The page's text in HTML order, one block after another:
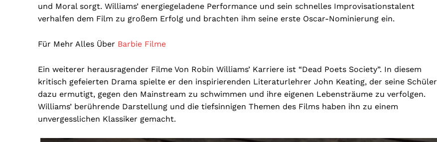
und Moral sorgt. Williams’ energiegeladene Performance und sein schnelles Improvisationstalent
verhalfen dem Film zu großem Erfolg und brachten ihm seine erste Oscar-Nominierung ein.
Für Mehr Alles Über Barbie Filme
Ein weiterer herausragender Filme Von Robin Williams’ Karriere ist “Dead Poets Society”. In diesem
kritisch gefeierten Drama spielte er den inspirierenden Literaturlehrer John Keating, der seine Schüler
dazu ermutigt, gegen den Mainstream zu schwimmen und ihre eigenen Lebensträume zu verfolgen.
Williams’ berührende Darstellung und die tiefsinnigen Themen des Films haben ihn zu einem
unvergesslichen Klassiker gemacht.